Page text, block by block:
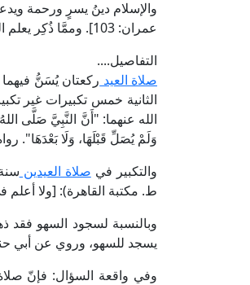
والإسلام دينُ يسرٍ ورحمة
عمران: 103]. وممَّا ذُكِر يعلم الجواب عن السؤال.
التفاصيل....
صلاة العيد ركعتان يُسَنُّ فيهما
الثانية خمس تكبيرات غير
الله عنهما: "أَنَّ النَّبِيَّ صَلَّى
وَلَمْ يُصَلِّ قَبْلَهَا، وَلَا بَعْدَهَا".
والتكبير في صلاة العيدين
ط. مكتبة القاهرة): [ولا أعلم
وبالنسبة لسجود السهو فقد
يسجد للسهو، وروي عن أبي حنيفة
وفي واقعة السؤال: فإنّ